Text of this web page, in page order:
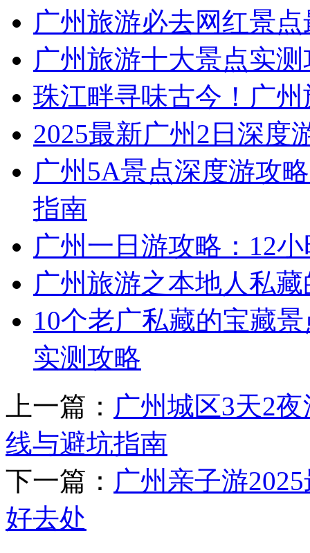
广州旅游必去网红景
广州旅游十大景点实
珠江畔寻味古今！广
2025最新广州2日深度
广州5A景点深度游攻
指南
广州一日游攻略：12
广州旅游之本地人私
10个老广私藏的宝藏
实测攻略
上一篇： 广州城区3天2
线与避坑指南
下一篇： 广州亲子游
好去处